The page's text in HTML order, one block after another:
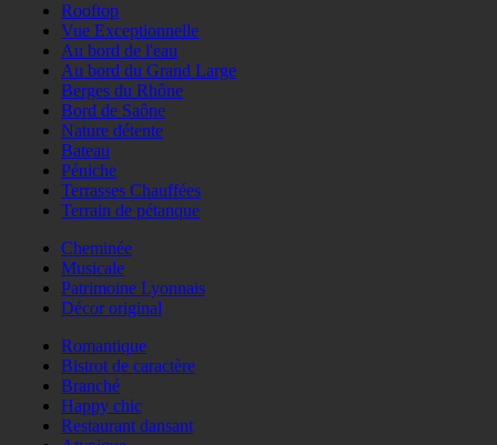
Rooftop
Vue Exceptionnelle
Au bord de l'eau
Au bord du Grand Large
Berges du Rhône
Bord de Saône
Nature détente
Bateau
Péniche
Terrasses Chauffées
Terrain de pétanque
Cheminée
Musicale
Patrimoine Lyonnais
Décor original
Romantique
Bistrot de caractère
Branché
Happy chic
Restaurant dansant